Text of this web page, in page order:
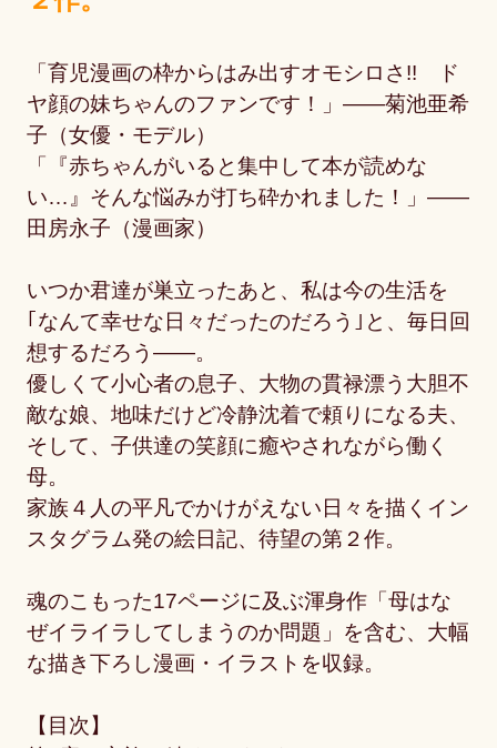
「育児漫画の枠からはみ出すオモシロさ!! ド
ヤ顔の妹ちゃんのファンです！」――菊池亜希
子（女優・モデル）
「『赤ちゃんがいると集中して本が読めな
い…』そんな悩みが打ち砕かれました！」――
田房永子（漫画家）
いつか君達が巣立ったあと、私は今の生活を
｢なんて幸せな日々だったのだろう｣と、毎日回
想するだろう――。
優しくて小心者の息子、大物の貫禄漂う大胆不
敵な娘、地味だけど冷静沈着で頼りになる夫、
そして、子供達の笑顔に癒やされながら働く
母。
家族４人の平凡でかけがえない日々を描くイン
スタグラム発の絵日記、待望の第２作。
魂のこもった17ページに及ぶ渾身作「母はな
ぜイライラしてしまうのか問題」を含む、大幅
な描き下ろし漫画・イラストを収録。
【目次】